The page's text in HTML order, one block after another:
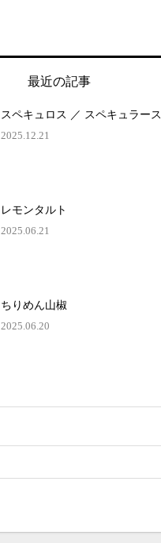
最近の記事
スペキュロス ／ スペキュラース
2025.12.21
レモンタルト
2025.06.21
ちりめん山椒
2025.06.20